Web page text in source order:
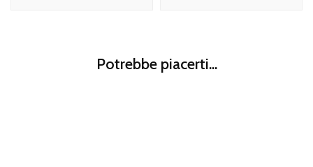
Potrebbe piacerti...
Spiagge Bandiera Verde 2017: le migliori località di mare
per bambini e neonati